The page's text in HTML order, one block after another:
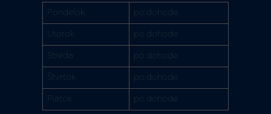
Pondelok po dohode
Utorok po dohode
Streda po dohode
Štvrtok po dohode
Piatok po dohode